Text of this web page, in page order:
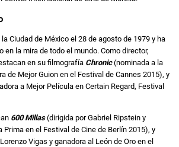
Ciudad de México el 28 de agosto de 1979 y ha
en la mira de todo el mundo. Como director,
en su filmografía Chronic(nominada a la
de Mejor Guion en el Festival de Cannes 2015), y
a Mejor Película en Certain Regard, Festival
600 Millas(dirigida por Gabriel Ripstein y
Prima en el Festival de Cine de Berlín 2015), y
Vigas y ganadora al León de Oro en el